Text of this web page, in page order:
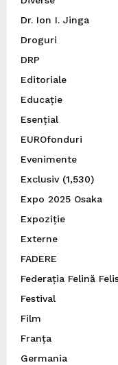
Dr. Ion I. Jinga
Droguri
DRP
Editoriale
Educație
Esențial
EUROfonduri
Evenimente
Exclusiv(1,530)
Expo 2025 Osaka
Expoziție
Externe
FADERE
Federația Felină
Festival
Film
Franța
Germania